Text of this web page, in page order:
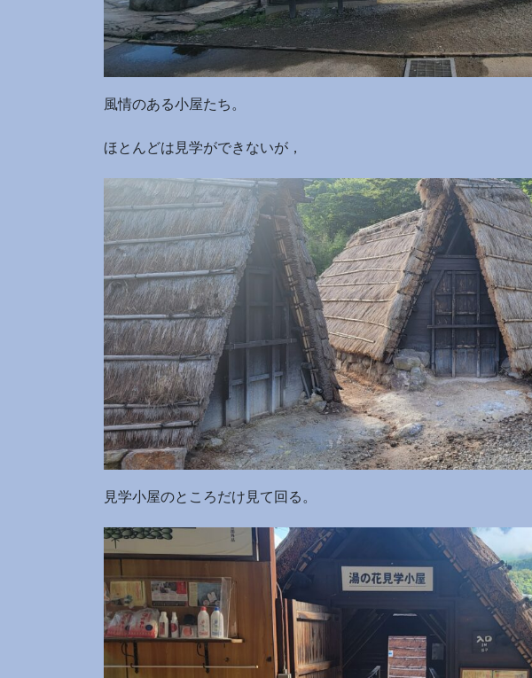
風情のある小屋たち。
ほとんどは見学ができないが，
見学小屋のところだけ見て回る。